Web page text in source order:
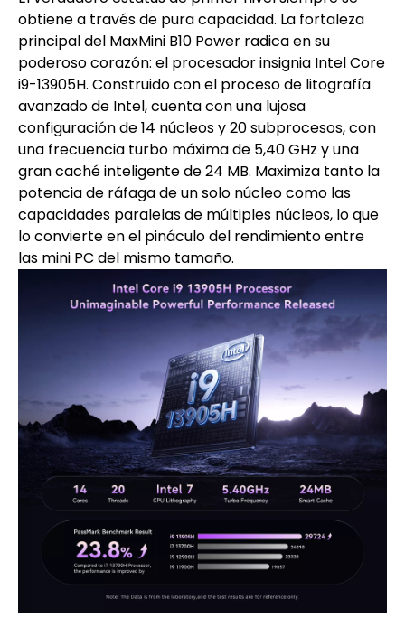
obtiene a través de pura capacidad. La fortaleza
principal del MaxMini B10 Power radica en su
poderoso corazón: el procesador insignia Intel Core
i9-13905H. Construido con el proceso de litografía
avanzado de Intel, cuenta con una lujosa
configuración de 14 núcleos y 20 subprocesos, con
una frecuencia turbo máxima de 5,40 GHz y una
gran caché inteligente de 24 MB. Maximiza tanto la
potencia de ráfaga de un solo núcleo como las
capacidades paralelas de múltiples núcleos, lo que
lo convierte en el pináculo del rendimiento entre
las mini PC del mismo tamaño.